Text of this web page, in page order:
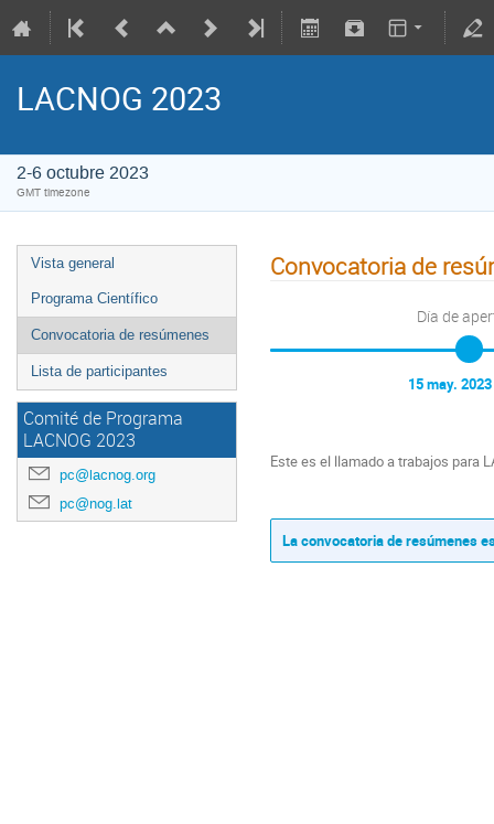
LACNOG 2023
2-6 octubre 2023
GMT timezone
Vista general
Programa Científico
Convocatoria de resúmenes
Lista de participantes
Comité de Programa
LACNOG 2023
pc@lacnog.org
pc@nog.lat
Convocatoria de
Día de
15 may.
Este es el llamado a trabajos para
La convocatoria de resúmenes